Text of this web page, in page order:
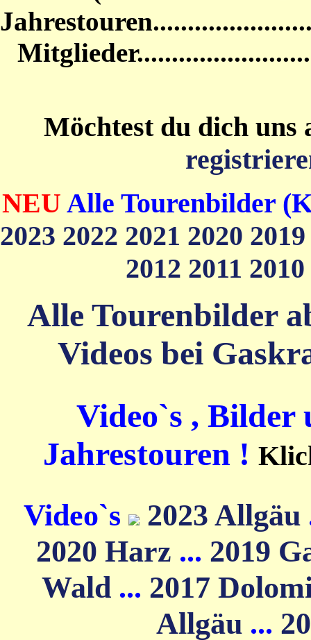
Möchtest du dich uns
NEU Alle Tourenbilder
2023 2022 2021 2020
2012 2011 2010
Alle Tourenbilder
Videos bei
Video`s , Bilder
Jahrestouren !
Video`s 2023 Allgäu
2020 Harz ... 2019
Wald ... 2017
Allgäu ...